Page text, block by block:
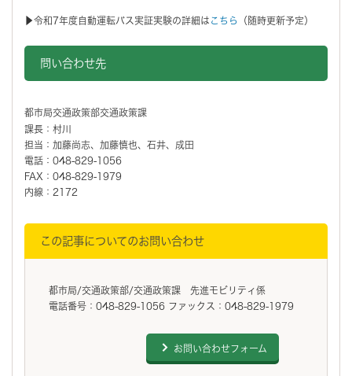
▶令和7年度自動運転バス実証実験の詳細は こちら （随時更新予定）
問い合わせ先
都市局交通政策部交通政策課
課長：村川
担当：加藤尚志、加藤慎也、石井、成田
電話：048-829-1056
FAX：048-829-1979
内線：2172
この記事についてのお問い合わせ
都市局/交通政策部/交通政策課 先進モビリティ係
電話番号：048-829-1056 ファックス：048-829-1979
お問い合わせフォーム